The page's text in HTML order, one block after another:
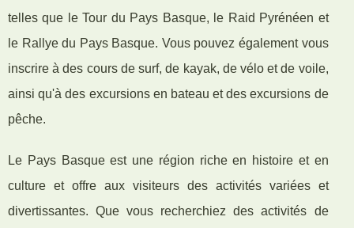
telles que le Tour du Pays Basque, le Raid Pyrénéen et
le Rallye du Pays Basque. Vous pouvez également vous
inscrire à des cours de surf, de kayak, de vélo et de voile,
ainsi qu'à des excursions en bateau et des excursions de
pêche.
Le Pays Basque est une région riche en histoire et en
culture et offre aux visiteurs des activités variées et
divertissantes. Que vous recherchiez des activités de